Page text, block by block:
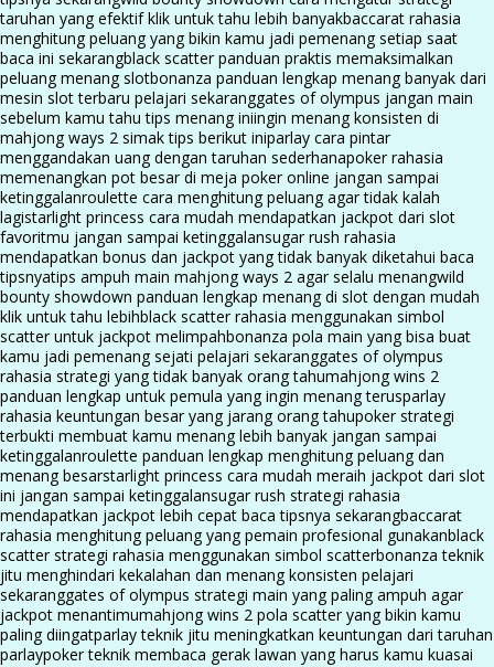
taruhan yang efektif klik untuk tahu lebih banyakbaccarat rahasia
menghitung peluang yang bikin kamu jadi pemenang setiap saat
baca ini sekarangblack scatter panduan praktis memaksimalkan
peluang menang slotbonanza panduan lengkap menang banyak dari
mesin slot terbaru pelajari sekaranggates of olympus jangan main
sebelum kamu tahu tips menang iniingin menang konsisten di
mahjong ways 2 simak tips berikut iniparlay cara pintar
menggandakan uang dengan taruhan sederhanapoker rahasia
memenangkan pot besar di meja poker online jangan sampai
ketinggalanroulette cara menghitung peluang agar tidak kalah
lagistarlight princess cara mudah mendapatkan jackpot dari slot
favoritmu jangan sampai ketinggalansugar rush rahasia
mendapatkan bonus dan jackpot yang tidak banyak diketahui baca
tipsnyatips ampuh main mahjong ways 2 agar selalu menangwild
bounty showdown panduan lengkap menang di slot dengan mudah
klik untuk tahu lebihblack scatter rahasia menggunakan simbol
scatter untuk jackpot melimpahbonanza pola main yang bisa buat
kamu jadi pemenang sejati pelajari sekaranggates of olympus
rahasia strategi yang tidak banyak orang tahumahjong wins 2
panduan lengkap untuk pemula yang ingin menang terusparlay
rahasia keuntungan besar yang jarang orang tahupoker strategi
terbukti membuat kamu menang lebih banyak jangan sampai
ketinggalanroulette panduan lengkap menghitung peluang dan
menang besarstarlight princess cara mudah meraih jackpot dari slot
ini jangan sampai ketinggalansugar rush strategi rahasia
mendapatkan jackpot lebih cepat baca tipsnya sekarangbaccarat
rahasia menghitung peluang yang pemain profesional gunakanblack
scatter strategi rahasia menggunakan simbol scatterbonanza teknik
jitu menghindari kekalahan dan menang konsisten pelajari
sekaranggates of olympus strategi main yang paling ampuh agar
jackpot menantimumahjong wins 2 pola scatter yang bikin kamu
paling diingatparlay teknik jitu meningkatkan keuntungan dari taruhan
parlaypoker teknik membaca gerak lawan yang harus kamu kuasai